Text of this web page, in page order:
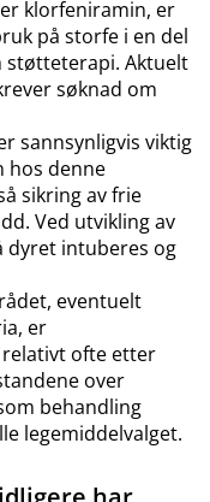
klorfeniramin, er
på storfe i en del
støtteterapi. Aktuelt
søknad om
sannsynligvis viktig
hos denne
sikring av frie
Ved utvikling av
dyret intuberes og
eventuelt
er
ofte etter
over
behandling
legemiddelvalget.